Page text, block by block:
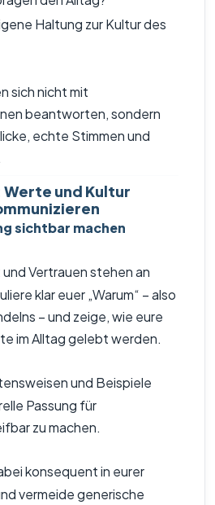
Haltung zur Kultur des
sich nicht mit
beantworten, sondern
echte Stimmen und
und Kultur
sichtbar machen
Vertrauen stehen an
klar euer „Warum“ – also
– und zeige, wie eure
im Alltag gelebt werden.
und Beispiele
Passung für
zu machen.
konsequent in eurer
vermeide generische